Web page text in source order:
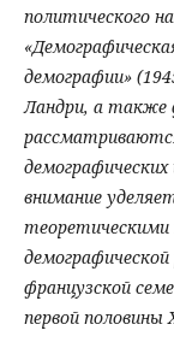
политического
демографии»
Ландри, а также
демографических
внимание
теоретическими
французской
первой половины